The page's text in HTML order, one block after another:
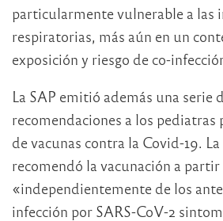
particularmente vulnerable a las
respiratorias, más aún en un
exposición y riesgo de co-
La SAP emitió además una serie
recomendaciones a los pediatras
de vacunas contra la Covid-19.
recomendó la vacunación a partir
«independientemente de los
infección por SARS-CoV-2